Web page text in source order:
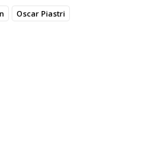
Oscar Piastri